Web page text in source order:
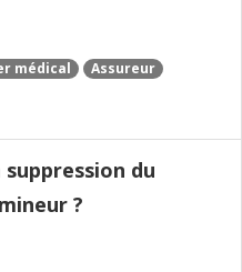
médical
Assureur
du
?